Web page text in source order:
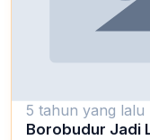
5 tahun yang lalu
Borobudur Jadi